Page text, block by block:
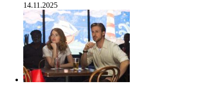
14.11.2025